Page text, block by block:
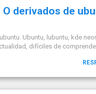
derivados de
Ubuntu, lubuntu, kde
difíciles de